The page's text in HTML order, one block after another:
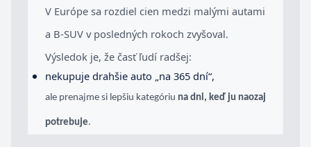
V Európe sa rozdiel cien medzi malými autami
a B-SUV v posledných rokoch zvyšoval.
Výsledok je, že časť ľudí radšej:
nekupuje drahšie auto „na 365 dní“,
ale prenajme si lepšiu kategóriu na dni, keď ju naozaj
potrebuje.